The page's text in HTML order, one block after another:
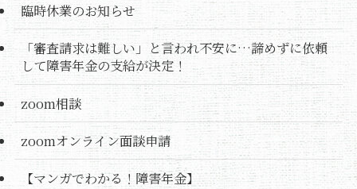
臨時休業のお知らせ
「審査請求は難しい」と言われ不安に…諦めずに依頼
して障害年金の支給が決定！
zoom相談
zoomオンライン面談申請
【マンガでわかる！障害年金】